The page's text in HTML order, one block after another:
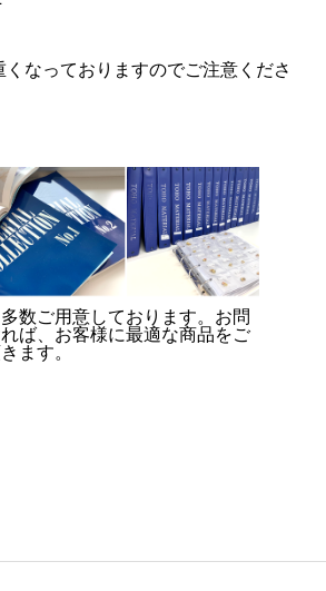
なっておりますのでご注意くださ
数ご用意しております。お問
ば、お客様に最適な商品をご
ます。